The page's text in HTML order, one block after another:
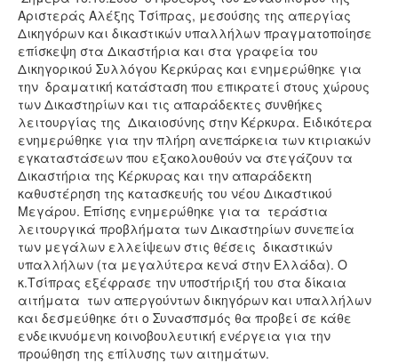
Αριστεράς Αλέξης Τσίπρας, μεσούσης της απεργίας
Δικηγόρων και δικαστικών υπαλλήλων πραγματοποίησε
επίσκεψη στα Δικαστήρια και στα γραφεία του
Δικηγορικού Συλλόγου Κερκύρας και ενημερώθηκε για
την δραματική κατάσταση που επικρατεί στους χώρους
των Δικαστηρίων και τις απαράδεκτες συνθήκες
λειτουργίας της Δικαιοσύνης στην Κέρκυρα. Ειδικότερα
ενημερώθηκε για την πλήρη ανεπάρκεια των κτιριακών
εγκαταστάσεων που εξακολουθούν να στεγάζουν τα
Δικαστήρια της Κέρκυρας και την απαράδεκτη
καθυστέρηση της κατασκευής του νέου Δικαστικού
Μεγάρου. Επίσης ενημερώθηκε για τα τεράστια
λειτουργικά προβλήματα των Δικαστηρίων συνεπεία
των μεγάλων ελλείψεων στις θέσεις δικαστικών
υπαλλήλων (τα μεγαλύτερα κενά στην Ελλάδα). Ο
κ.Τσίπρας εξέφρασε την υποστήριξή του στα δίκαια
αιτήματα των απεργούντων δικηγόρων και υπαλλήλων
και δεσμεύθηκε ότι ο Συνασπσμός θα προβεί σε κάθε
ενδεικνυόμενη κοινοβουλευτική ενέργεια για την
προώθηση της επίλυσης των αιτημάτων.